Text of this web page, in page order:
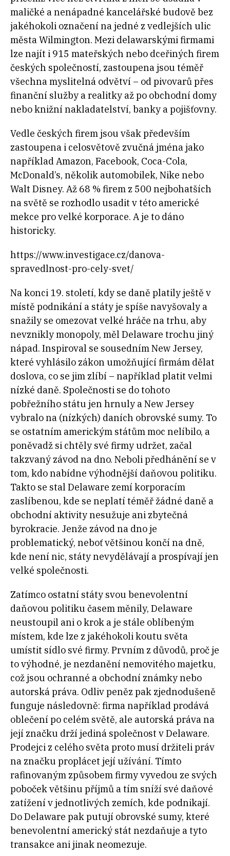
maličké a nenápadné kancelářské budově bez
jakéhokoli označení na jedné z vedlejších ulic
města Wilmington. Mezi delawarskými firmami
lze najít i 915 mateřských nebo dceřiných firem
českých společností, zastoupena jsou téměř
všechna myslitelná odvětví – od pivovarů přes
finanční služby a realitky až po obchodní domy
nebo knižní nakladatelství, banky a pojišťovny.
Vedle českých firem jsou však především
zastoupena i celosvětově zvučná jména jako
například Amazon, Facebook, Coca-Cola,
McDonald’s, několik automobilek, Nike nebo
Walt Disney. Až 68 % firem z 500 nejbohatších
na světě se rozhodlo usadit v této americké
mekce pro velké korporace. A je to dáno
historicky.
https://www.investigace.cz/danova-
spravedlnost-pro-cely-svet/
Na konci 19. století, kdy se daně platily ještě v
místě podnikání a státy je spíše navyšovaly a
snažily se omezovat velké hráče na trhu, aby
nevznikly monopoly, měl Delaware trochu jiný
nápad. Inspiroval se sousedním New Jersey,
které vyhlásilo zákon umožňující firmám dělat
doslova, co se jim zlíbí – například platit velmi
nízké daně. Společnosti se do tohoto
pobřežního státu jen hrnuly a New Jersey
vybralo na (nízkých) daních obrovské sumy. To
se ostatním americkým státům moc nelíbilo, a
poněvadž si chtěly své firmy udržet, začal
takzvaný závod na dno. Neboli předhánění se v
tom, kdo nabídne výhodnější daňovou politiku.
Takto se stal Delaware zemí korporacím
zaslíbenou, kde se neplatí téměř žádné daně a
obchodní aktivity nesužuje ani zbytečná
byrokracie. Jenže závod na dno je
problematický, neboť většinou končí na dně,
kde není nic, státy nevydělávají a prospívají jen
velké společnosti.
Zatímco ostatní státy svou benevolentní
daňovou politiku časem měnily, Delaware
neustoupil ani o krok a je stále oblíbeným
místem, kde lze z jakéhokoli koutu světa
umístit sídlo své firmy. Prvním z důvodů, proč je
to výhodné, je nezdanění nemovitého majetku,
což jsou ochranné a obchodní známky nebo
autorská práva. Odliv peněz pak zjednodušeně
funguje následovně: firma například prodává
oblečení po celém světě, ale autorská práva na
její značku drží jediná společnost v Delaware.
Prodejci z celého světa proto musí držiteli práv
na značku proplácet její užívání. Tímto
rafinovaným způsobem firmy vyvedou ze svých
poboček většinu příjmů a tím sníží své daňové
zatížení v jednotlivých zemích, kde podnikají.
Do Delaware pak putují obrovské sumy, které
benevolentní americký stát nezdaňuje a tyto
transakce ani jinak neomezuje.